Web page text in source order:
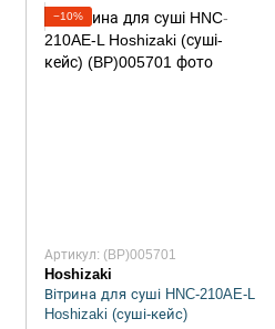
−10%
Артикул: (BP)005701
Hoshizaki
Вітрина для суші HNC-210AE-L
Hoshizaki (суші-кейс)